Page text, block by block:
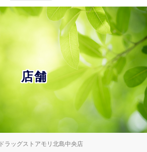
店舗
ドラッグストアモリ北島中央店